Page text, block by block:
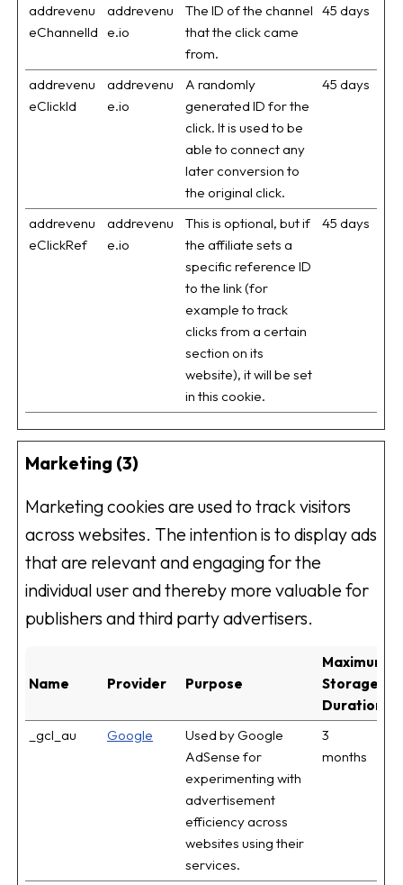
addrevenu
eChannelId
addrevenu
e.io
The ID of the channel
that the click came
from.
45 days
addrevenu
eClickId
addrevenu
e.io
A randomly
generated ID for the
click. It is used to be
able to connect any
later conversion to
the original click.
45 days
addrevenu
eClickRef
addrevenu
e.io
This is optional, but if
the affiliate sets a
specific reference ID
to the link (for
example to track
clicks from a certain
section on its
website), it will be set
in this cookie.
45 days
Marketing (3)
Marketing cookies are used to track visitors
across websites. The intention is to display ads
that are relevant and engaging for the
individual user and thereby more valuable for
publishers and third party advertisers.
Name Provider Purpose
Maximum
Storage
Duration
_gcl_au
Google
Used by Google
AdSense for
experimenting with
advertisement
efficiency across
websites using their
services.
3
months